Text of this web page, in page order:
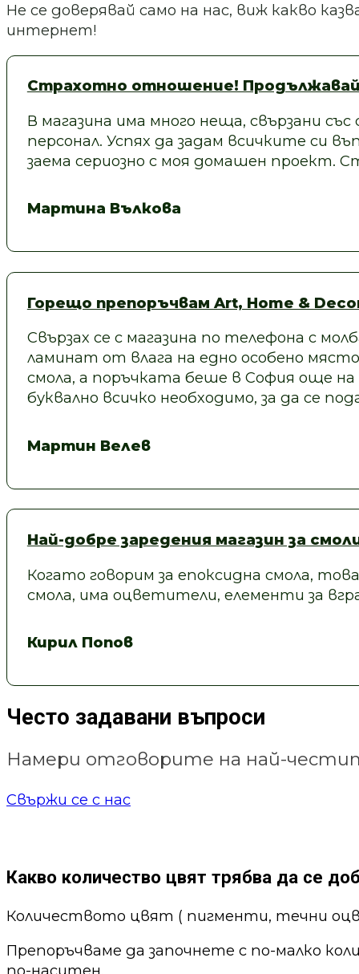
Не се доверявай само на нас, виж какво
интернет!
Страхотно отношение!
В магазина има много неща, свързани
персонал. Успях да задам всичките си
заема сериозно с моя домашен
Мартина Вълкова
Горещо препоръчвам Art, Home &
Свързах се с магазина по телефона с
ламинат от влага на едно особено
смола, а поръчката беше в София още
буквално всичко необходимо, за да се
Мартин Велев
Най-добре заредения магазин за
Когато говорим за епоксидна смола,
смола, има оцветители, елементи за
Кирил Попов
Често задавани въпроси
Намери отговорите на най-
Свържи се с нас
Какво количество цвят трябва да се
Количеството цвят ( пигменти, течни
Препоръчваме да започнете с по-малко